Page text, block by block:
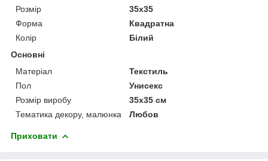
Розмір
35x35
Форма
Квадратна
Колір
Білий
Основні
Матеріал
Текстиль
Пол
Унисекс
Розмір виробу
35х35 см
Тематика декору, малюнка
Любов
Приховати